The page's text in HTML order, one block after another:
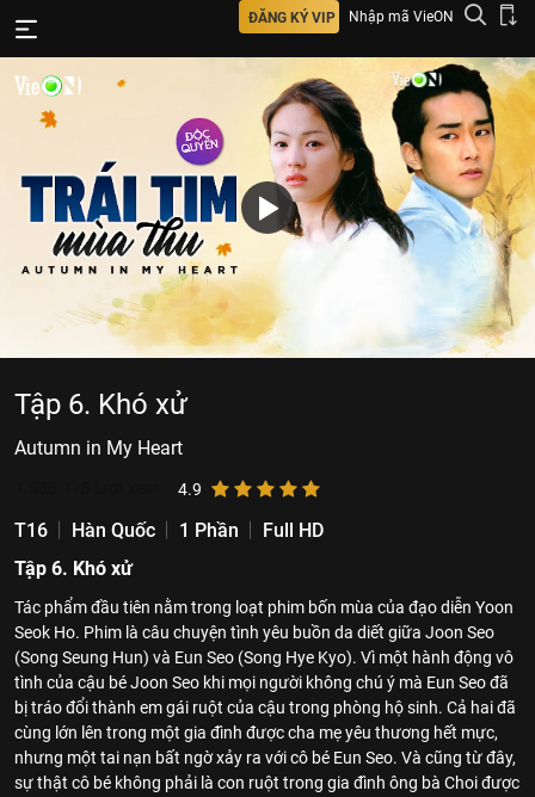
ĐĂNG KÝ VIP Nhập mã VieON
Tập 6. Khó xử
Autumn in My Heart
4.9
T16 Hàn Quốc 1 Phần
Full HD
Tập 6. Khó xử
Tác phẩm đầu tiên nằm trong loạt phim bốn mùa của đạo diễn Yoon
Seok Ho. Phim là câu chuyện tình yêu buồn da diết giữa Joon Seo
(Song Seung Hun) và Eun Seo (Song Hye Kyo). Vì một hành động vô
tình của cậu bé Joon Seo khi mọi người không chú ý mà Eun Seo đã
bị tráo đổi thành em gái ruột của cậu trong phòng hộ sinh. Cả hai đã
cùng lớn lên trong một gia đình được cha mẹ yêu thương hết mực,
nhưng một tai nạn bất ngờ xảy ra với cô bé Eun Seo. Và cũng từ đây,
sự thật cô bé không phải là con ruột trong gia đình ông bà Choi được